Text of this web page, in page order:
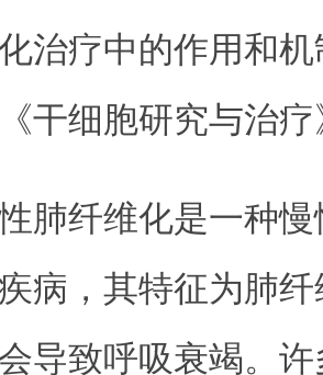
治疗中的作用和
干细胞研究与治疗
肺纤维化是一种
病，其特征为肺
导致呼吸衰竭。